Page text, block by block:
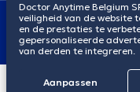
Algemene
©
Doctor Anytime Belgium
veiligheid van de website
en de prestaties te
gepersonaliseerde
van derden te integreren.
Aanpassen